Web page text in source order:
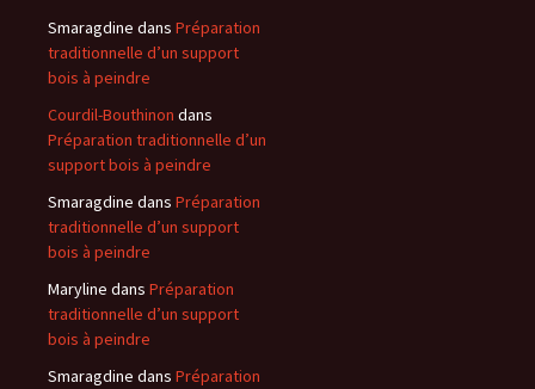
Smaragdine dans Préparation
traditionnelle d’un support
bois à peindre
Courdil-Bouthinon dans
Préparation traditionnelle d’un
support bois à peindre
Smaragdine dans Préparation
traditionnelle d’un support
bois à peindre
Maryline dans Préparation
traditionnelle d’un support
bois à peindre
Smaragdine dans Préparation